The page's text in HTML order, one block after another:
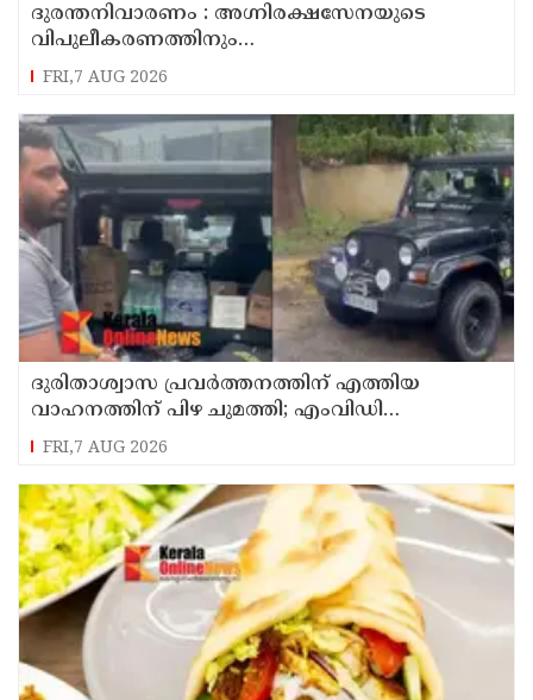
ദുരന്തനിവാരണം : അഗ്നിരക്ഷസേനയുടെ
വിപുലീകരണത്തിനും
ആധുനികവത്കരണത്തിനുമായി 64.21 കോടി
രൂപ കൂടി അനുവദിച്ചു
FRI,7 AUG 2026
ദുരിതാശ്വാസ പ്രവർത്തനത്തിന് എത്തിയ
വാഹനത്തിന് പിഴ ചുമത്തി; എംവിഡി
ഉദ്യോഗസ്ഥന് സസ്പെൻഷൻ
FRI,7 AUG 2026